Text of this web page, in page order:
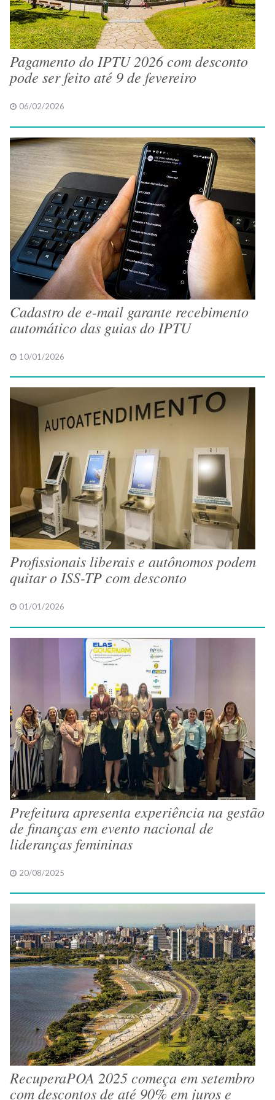
Pagamento do IPTU 2026 com desconto
pode ser feito até 9 de fevereiro
06/02/2026
Cadastro de e-mail garante recebimento
automático das guias do IPTU
10/01/2026
Profissionais liberais e autônomos podem
quitar o ISS-TP com desconto
01/01/2026
Prefeitura apresenta experiência na gestão
de finanças em evento nacional de
lideranças femininas
20/08/2025
RecuperaPOA 2025 começa em setembro
com descontos de até 90% em juros e